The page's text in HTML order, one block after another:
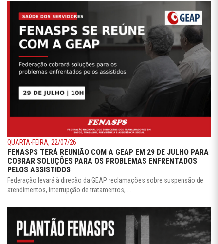
QUARTA-FEIRA, 22/07/26
FENASPS TERÁ REUNIÃO COM A GEAP EM 29 DE JULHO PARA
COBRAR SOLUÇÕES PARA OS PROBLEMAS ENFRENTADOS
PELOS ASSISTIDOS
Federação levará à direção da GEAP reclamações sobre suspensão de
atendimentos, interrupção de tratamentos, ...